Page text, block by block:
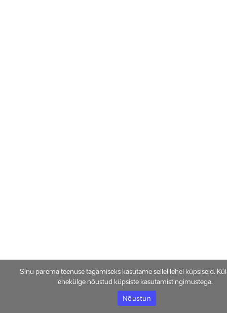
Sinu parema teenuse tagamiseks kasutame sellel lehel küpsiseid.
lehekülge nõustud küpsiste kasutamistingimustega.
Nõustun